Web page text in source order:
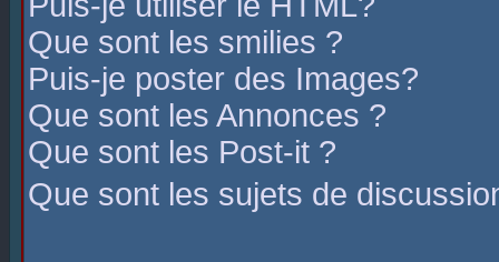
Que sont les smilies ?
Puis-je poster des Images?
Que sont les Annonces ?
Que sont les Post-it ?
Que sont les sujets de